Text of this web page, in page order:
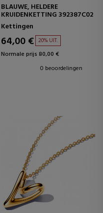
BLAUWE, HELDERE
KRUIDENKETTING 392387C02
Kettingen
64,00 € 20% UIT.
Normale prijs 80,00 €
0 beoordelingen